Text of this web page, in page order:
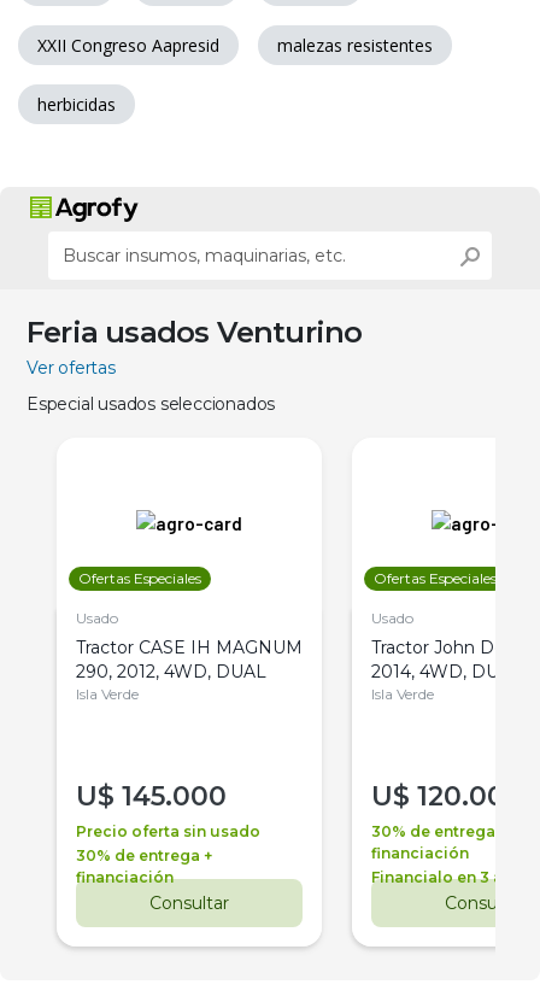
XXII Congreso Aapresid malezas resistentes
herbicidas
Feria usados Venturino
Ver ofertas
Especial usados seleccionados
Ofertas Especiales
Usado
Tractor CASE IH MAGNUM
290, 2012, 4WD, DUAL
Isla Verde
U$ 145.000
Precio oferta sin usado
30% de entrega +
financiación
Consultar
Ofertas Especiales
Usado
Tractor John Deere
2014, 4WD, DUAL
Isla Verde
U$ 120.000
30% de entrega +
financiación
Financialo en 3 años
Consultar